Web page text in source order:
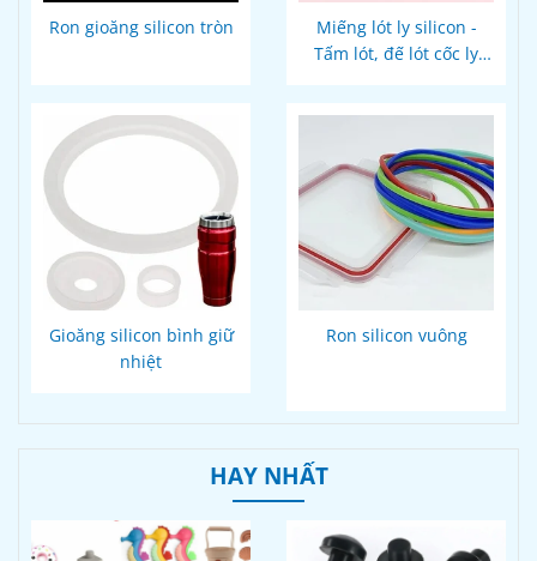
Ron gioăng silicon tròn
Miếng lót ly silicon -
Tấm lót, đế lót cốc ly
Gioăng silicon bình giữ
nhiệt
Ron silicon vuông
HAY NHẤT